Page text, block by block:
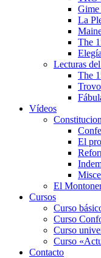
Gime
La
The
Lecturas
The
Trovo
Vídeos
El
El
Cursos
Curso
Curso
Curso
Curso
Contacto